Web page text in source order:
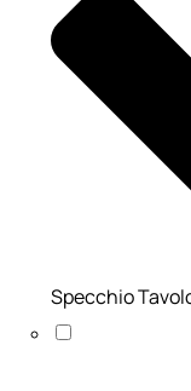
Specchio